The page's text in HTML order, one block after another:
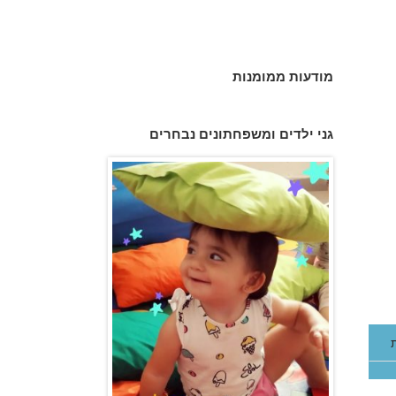
מודעות ממומנות
גני ילדים ומשפחתונים נבחרים
גן הכוכבים באשדוד - גן ילדים וצהרון
משפחתון ופעוטון ילנה במערב ראשון לציון